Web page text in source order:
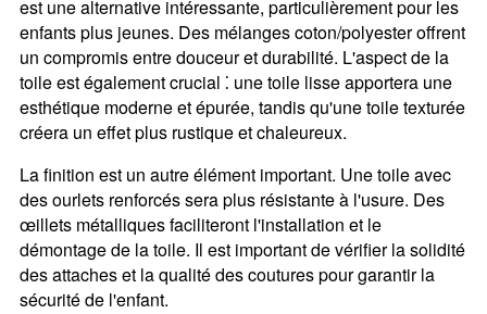
est une alternative intéressante, particulièrement pour les
enfants plus jeunes. Des mélanges coton/polyester offrent
un compromis entre douceur et durabilité. L'aspect de la
toile est également crucial ⁚ une toile lisse apportera une
esthétique moderne et épurée, tandis qu'une toile texturée
créera un effet plus rustique et chaleureux.
La finition est un autre élément important. Une toile avec
des ourlets renforcés sera plus résistante à l'usure. Des
œillets métalliques faciliteront l'installation et le
démontage de la toile. Il est important de vérifier la solidité
des attaches et la qualité des coutures pour garantir la
sécurité de l'enfant.